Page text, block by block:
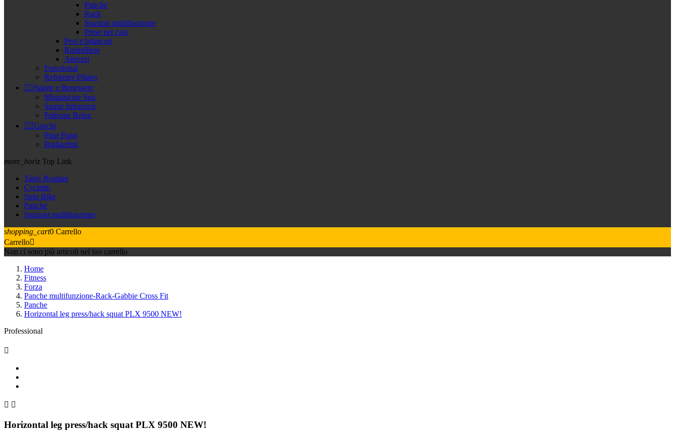
Panche
Rack
Stazioni multifunzione
Prese per cavi
Pesi e bilanceri
Rastrelliere
Attrezzi
Functional
Reformer-Pilates
 Salute e Benessere
Minipiscine Spa
Saune Infrarossi
Poltrone Relax
 Giochi
Ping Pong
Bigliardini
more_horiz Top Link
Tapis Roulant
Cyclette
Spin Bike
Panche
Stazioni multifunzione
shopping_cart0 Carrello
Carrello
Non ci sono più articoli nel tuo carrello
Home
Fitness
Forza
Panche multifunzione-Rack-Gabbie Cross Fit
Panche
Horizontal leg press/hack squat PLX 9500 NEW!
Professional

 
Horizontal leg press/hack squat PLX 9500 NEW!